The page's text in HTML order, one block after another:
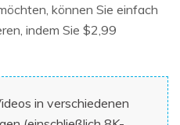
können Sie einfach
indem Sie $2,99
in verschiedenen